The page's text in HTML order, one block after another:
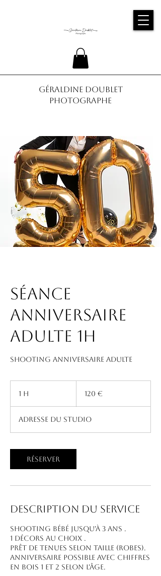
Géraldine Doublet
Photographe
Séance
Anniversaire
Adulte 1h
Shooting Anniversaire Adulte
1 h 120 €
Adresse du studio
Réserver
Description du service
Shooting bébé jusqu'à 3 ans .
1 décors au choix .
Prêt de tenues selon taille (robes).
Anniversaire possible avec chiffres
en bois 1 et 2 selon l'âge.